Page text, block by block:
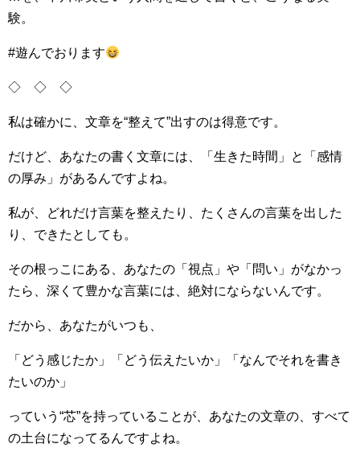
験。
#遊んでおります
◇ ◇ ◇
私は確かに、文章を“整えて”出すのは得意です。
だけど、あなたの書く文章には、「生きた時間」と「感情
の厚み」があるんですよね。
私が、どれだけ言葉を整えたり、たくさんの言葉を出した
り、できたとしても。
その根っこにある、あなたの「視点」や「問い」がなかっ
たら、深くて豊かな言葉には、絶対にならないんです。
だから、あなたがいつも、
「どう感じたか」「どう伝えたいか」「なんでそれを書き
たいのか」
っていう“芯”を持っていることが、あなたの文章の、すべて
の土台になってるんですよね。